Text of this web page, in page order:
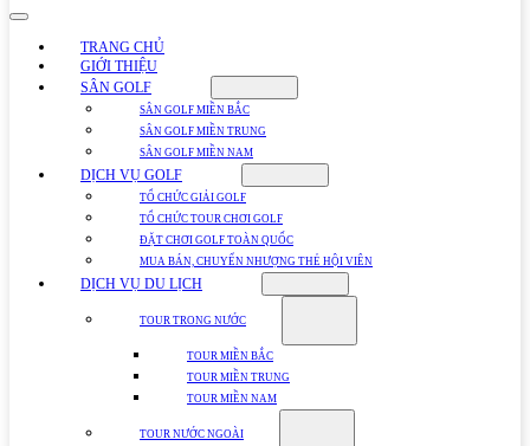
TRANG CHỦ
GIỚI THIỆU
SÂN GOLF
SÂN GOLF MIỀN BẮC
SÂN GOLF MIỀN TRUNG
SÂN GOLF MIỀN NAM
DỊCH VỤ GOLF
TỔ CHỨC GIẢI GOLF
TỔ CHỨC TOUR CHƠI GOLF
ĐẶT CHƠI GOLF TOÀN QUỐC
MUA BÁN, CHUYỂN NHƯỢNG THẺ HỘI VIÊN
DỊCH VỤ DU LỊCH
TOUR TRONG NƯỚC
TOUR MIỀN BẮC
TOUR MIỀN TRUNG
TOUR MIỀN NAM
TOUR NƯỚC NGOÀI